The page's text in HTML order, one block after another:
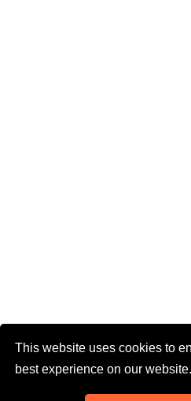
This website uses cookies to
best experience on our website.